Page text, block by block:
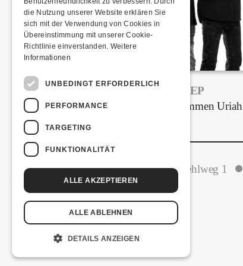
FRISCH BESTÄTIGT: URIAH HEEP
Am Sonntag, 15. November 2026 kommen Uriah
Heep in die Kulturfabrik Kofmehl!
Kulturfabrik Kofmehl Kofmehlweg 1
die Nutzung unserer Website erklären Sie
sich mit der Verwendung von Cookies in
Übereinstimmung mit unserer Cookie-
Richtlinie einverstanden. Weitere
Informationen
UNBEDINGT ERFORDERLICH
PERFORMANCE
TARGETING
FUNKTIONALITÄT
ALLE AKZEPTIEREN
ALLE ABLEHNEN
DETAILS ANZEIGEN